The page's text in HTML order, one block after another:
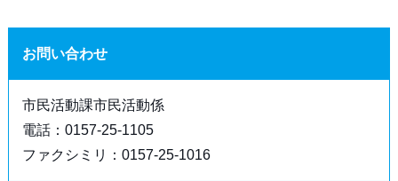
お問い合わせ
市民活動課市民活動係
電話：0157-25-1105
ファクシミリ：0157-25-1016